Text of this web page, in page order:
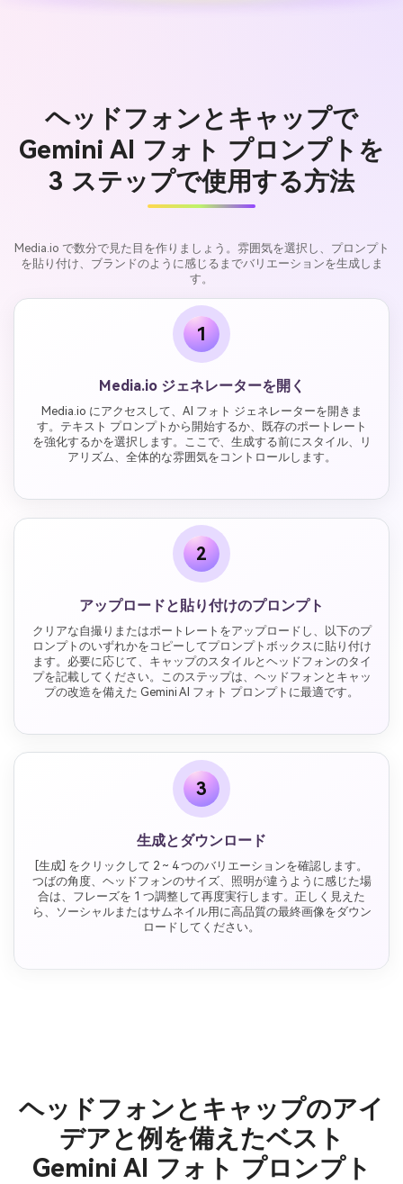
ヘッドフォンとキャップで
Gemini AI フォト プロンプトを
3 ステップで使用する方法
Media.io で数分で見た目を作りましょう。雰囲気を選択し、プロンプト
を貼り付け、ブランドのように感じるまでバリエーションを生成しま
す。
1
Media.io ジェネレーターを開く
Media.io にアクセスして、AI フォト ジェネレーターを開きま
す。テキスト プロンプトから開始するか、既存のポートレート
を強化するかを選択します。ここで、生成する前にスタイル、リ
アリズム、全体的な雰囲気をコントロールします。
2
アップロードと貼り付けのプロンプト
クリアな自撮りまたはポートレートをアップロードし、以下のプ
ロンプトのいずれかをコピーしてプロンプトボックスに貼り付け
ます。必要に応じて、キャップのスタイルとヘッドフォンのタイ
プを記載してください。このステップは、ヘッドフォンとキャッ
プの改造を備えた Gemini AI フォト プロンプトに最適です。
3
生成とダウンロード
[生成] をクリックして 2 ~ 4 つのバリエーションを確認します。
つばの角度、ヘッドフォンのサイズ、照明が違うように感じた場
合は、フレーズを 1 つ調整して再度実行します。正しく見えた
ら、ソーシャルまたはサムネイル用に高品質の最終画像をダウン
ロードしてください。
ヘッドフォンとキャップのアイ
デアと例を備えたベスト
Gemini AI フォト プロンプト